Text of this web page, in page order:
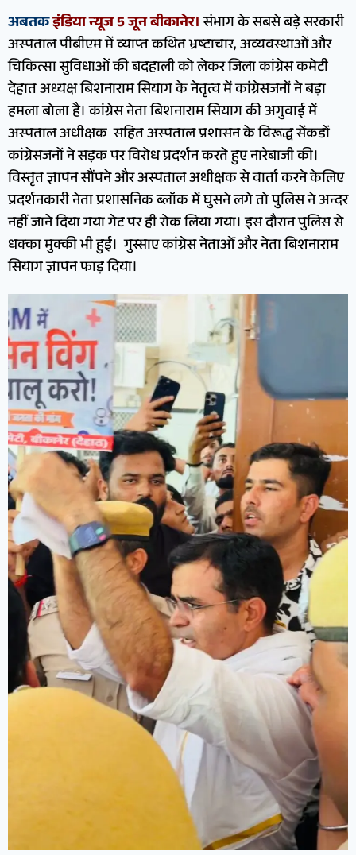
अबतकइंडिया न्यूज 5 जून बीकानेर।संभाग के सबसे बड़े सरकारी
अस्पताल पीबीएम में व्याप्त कथित भ्रष्टाचार, अव्यवस्थाओं और
चिकित्सा सुविधाओं की बदहाली को लेकर जिला कांग्रेस कमेटी
देहात अध्यक्ष बिशनाराम सियाग के नेतृत्व में कांग्रेसजनों ने बड़ा
हमला बोला है। कांग्रेस नेता बिशनाराम सियाग की अगुवाई में
अस्पताल अधीक्षक सहित अस्पताल प्रशासन के विरूद्ध सेंकडों
कांग्रेसजनों ने सड़क पर विरोध प्रदर्शन करते हुए नारेबाजी की।
विस्तृत ज्ञापन सौंपने और अस्पताल अधीक्षक से वार्ता करने केलिए
प्रदर्शनकारी नेता प्रशासनिक ब्लॉक में घुसने लगे तो पुलिस ने अन्दर
नहीं जाने दिया गया गेट पर ही रोक लिया गया। इस दौरान पुलिस से
धक्का मुक्की भी हुई। गुस्साए कांग्रेस नेताओँ और नेता बिशनाराम
सियाग ज्ञापन फाड़ दिया।